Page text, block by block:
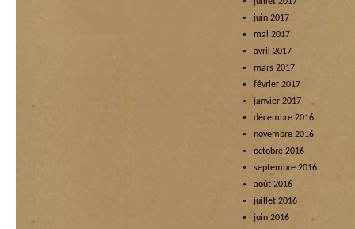
juin 2017
mai 2017
avril 2017
mars 2017
février 2017
janvier 2017
décembre 2016
novembre 2016
octobre 2016
septembre 2016
août 2016
juillet 2016
juin 2016